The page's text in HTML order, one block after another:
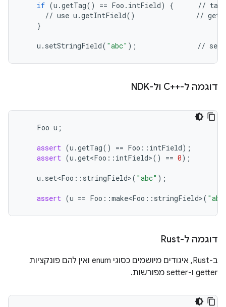
if (u .getTag() == Foo . intField) { // tag
// use u .getIntField() //
}
u . setStringField( "abc" ); //
דוגמה ל-C++‎ ול-NDK
Foo u ;
assert (u .getTag() == Foo :: intField);
assert (u .get<Foo :: intField>() == 0);
u . set<Foo :: stringField>( "abc" );
assert (u == Foo ::make<Foo :: stringField>(
דוגמה ל-Rust
ב-Rust, איגודים מיושמים כסוגי enum ואין להם פונקציות
getter ו-setter מפורשות.